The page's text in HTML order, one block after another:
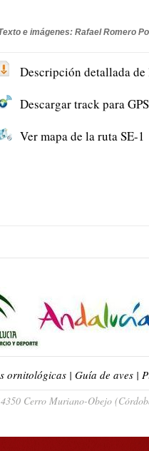
e imágenes: Rafael Romero
Descripción detallada de
Descargar track para
Ver mapa de la ruta SE-1
ornitológicas | Guía de aves |
Cerro Muriano-Obejo